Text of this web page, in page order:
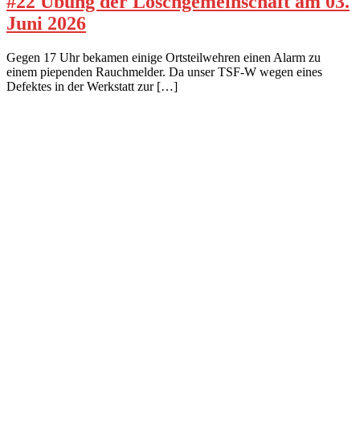
Juni 2026
Gegen 17 Uhr bekamen einige Ortsteilwehren einen Alarm zu
einem piependen Rauchmelder. Da unser TSF-W wegen eines
Defektes in der Werkstatt zur […]